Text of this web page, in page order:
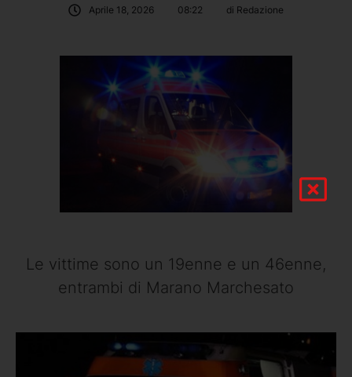
Aprile 18, 2026 08:22 di Redazione
Le vittime sono un 19enne e un 46enne,
entrambi di Marano Marchesato